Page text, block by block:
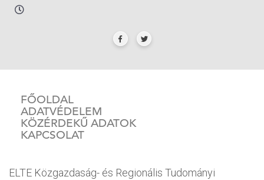
FŐOLDAL
ADATVÉDELEM
KÖZÉRDEKŰ ADATOK
KAPCSOLAT
ELTE Közgazdaság- és Regionális Tudományi